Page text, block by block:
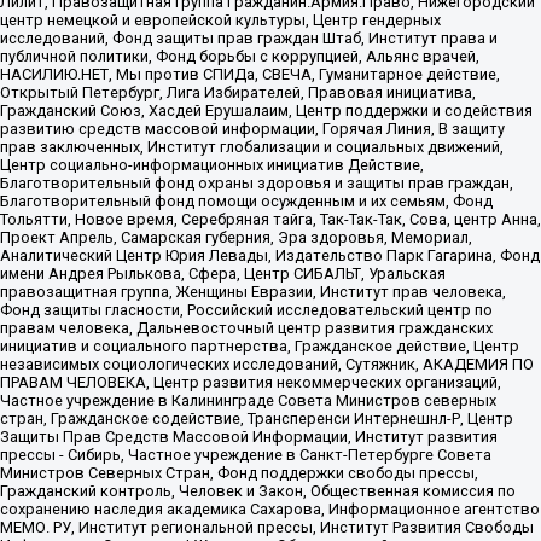
центр немецкой и европейской культуры, Центр гендерных
исследований, Фонд защиты прав граждан Штаб, Институт права и
публичной политики, Фонд борьбы с коррупцией, Альянс врачей,
НАСИЛИЮ.НЕТ, Мы против СПИДа, СВЕЧА, Гуманитарное действие,
Открытый Петербург, Лига Избирателей, Правовая инициатива,
Гражданский Союз, Хасдей Ерушалаим, Центр поддержки и содействия
развитию средств массовой информации, Горячая Линия, В защиту
прав заключенных, Институт глобализации и социальных движений,
Центр социально-информационных инициатив Действие,
Благотворительный фонд охраны здоровья и защиты прав граждан,
Благотворительный фонд помощи осужденным и их семьям, Фонд
Тольятти, Новое время, Серебряная тайга, Так-Так-Так, Сова, центр Анна,
Проект Апрель, Самарская губерния, Эра здоровья, Мемориал,
Аналитический Центр Юрия Левады, Издательство Парк Гагарина, Фонд
имени Андрея Рылькова, Сфера, Центр СИБАЛЬТ, Уральская
правозащитная группа, Женщины Евразии, Институт прав человека,
Фонд защиты гласности, Российский исследовательский центр по
правам человека, Дальневосточный центр развития гражданских
инициатив и социального партнерства, Гражданское действие, Центр
независимых социологических исследований, Сутяжник, АКАДЕМИЯ ПО
ПРАВАМ ЧЕЛОВЕКА, Центр развития некоммерческих организаций,
Частное учреждение в Калининграде Совета Министров северных
стран, Гражданское содействие, Трансперенси Интернешнл-Р, Центр
Защиты Прав Средств Массовой Информации, Институт развития
прессы - Сибирь, Частное учреждение в Санкт-Петербурге Совета
Министров Северных Стран, Фонд поддержки свободы прессы,
Гражданский контроль, Человек и Закон, Общественная комиссия по
сохранению наследия академика Сахарова, Информационное агентство
МЕМО. РУ, Институт региональной прессы, Институт Развития Свободы